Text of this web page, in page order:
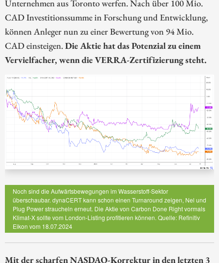
Unternehmen aus Toronto werfen. Nach über 100 Mio.
CAD Investitionssumme in Forschung und Entwicklung,
können Anleger nun zu einer Bewertung von 94 Mio.
CAD einsteigen.Die Aktie hat das Potenzial zu einem
Vervielfacher, wenn die VERRA-Zertifizierung steht.
Noch sind die Aufwärtsbewegungen im Wasserstoff-Sektor
überschaubar. dynaCERT kann schon einen Turnaround zeigen, Nel und
Plug Power straucheln erneut. Die Aktie von Carbon Done Right vormals
Klimat-X sollte vom London-Listing profitieren können. Quelle: Refinitiv
Eikon vom 18.07.2024
Mit der scharfen NASDAQ-Korrektur in den letzten 3